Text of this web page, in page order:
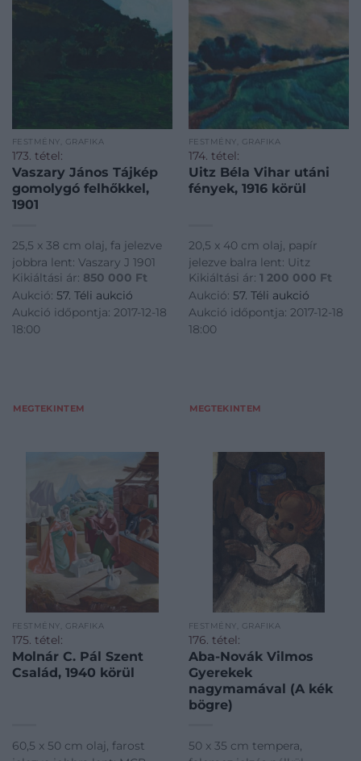
FESTMÉNY, GRAFIKA
173. tétel:
Vaszary János Tájkép
gomolygó felhőkkel,
1901
25,5 x 38 cm olaj, fa jelezve
jobbra lent: Vaszary J 1901
Kikiáltási ár: 850 000 Ft
Aukció: 57. Téli aukció
Aukció időpontja: 2017-12-18
18:00
MEGTEKINTEM
FESTMÉNY, GRAFIKA
174. tétel:
Uitz Béla Vihar utáni
fények, 1916 körül
20,5 x 40 cm olaj, papír
jelezve balra lent: Uitz
Kikiáltási ár: 1 200 000 Ft
Aukció: 57. Téli aukció
Aukció időpontja: 2017-12-18
18:00
MEGTEKINTEM
FESTMÉNY, GRAFIKA
175. tétel:
Molnár C. Pál Szent
Család, 1940 körül
60,5 x 50 cm olaj, farost
FESTMÉNY, GRAFIKA
176. tétel:
Aba-Novák Vilmos
Gyerekek
nagymamával (A kék
bögre)
50 x 35 cm tempera,